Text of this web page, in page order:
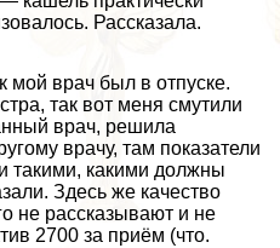
Рассказала.
мой врач был в отпуске.
так вот меня смутили
врач, решила
врачу, там показатели
такими, какими должны
Здесь же качество
не рассказывают и не
2700 за приём (что.